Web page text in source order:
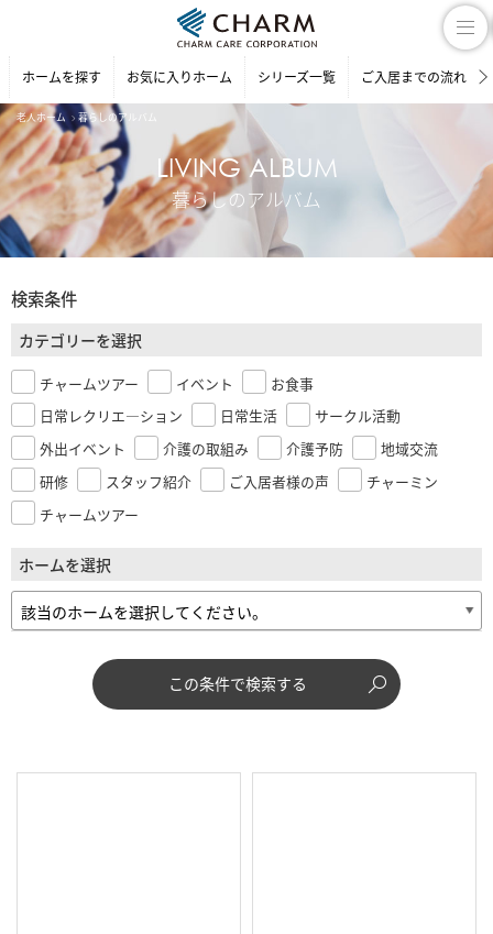
ホームを探す お気に入りホーム シリーズ一覧 ご入居までの流れ
老人ホーム 暮らしのアルバム
LIVING ALBUM
暮らしのアルバム
検索条件
カテゴリーを選択
チャームツアー イベント
お食事
日常レクリエ―ション
日常生活
サークル活動
外出イベント
介護の取組み 介護予防
地域交流
研修
スタッフ紹介 ご入居者様の声
チャーミン
チャームツアー
ホームを選択
この条件で検索する